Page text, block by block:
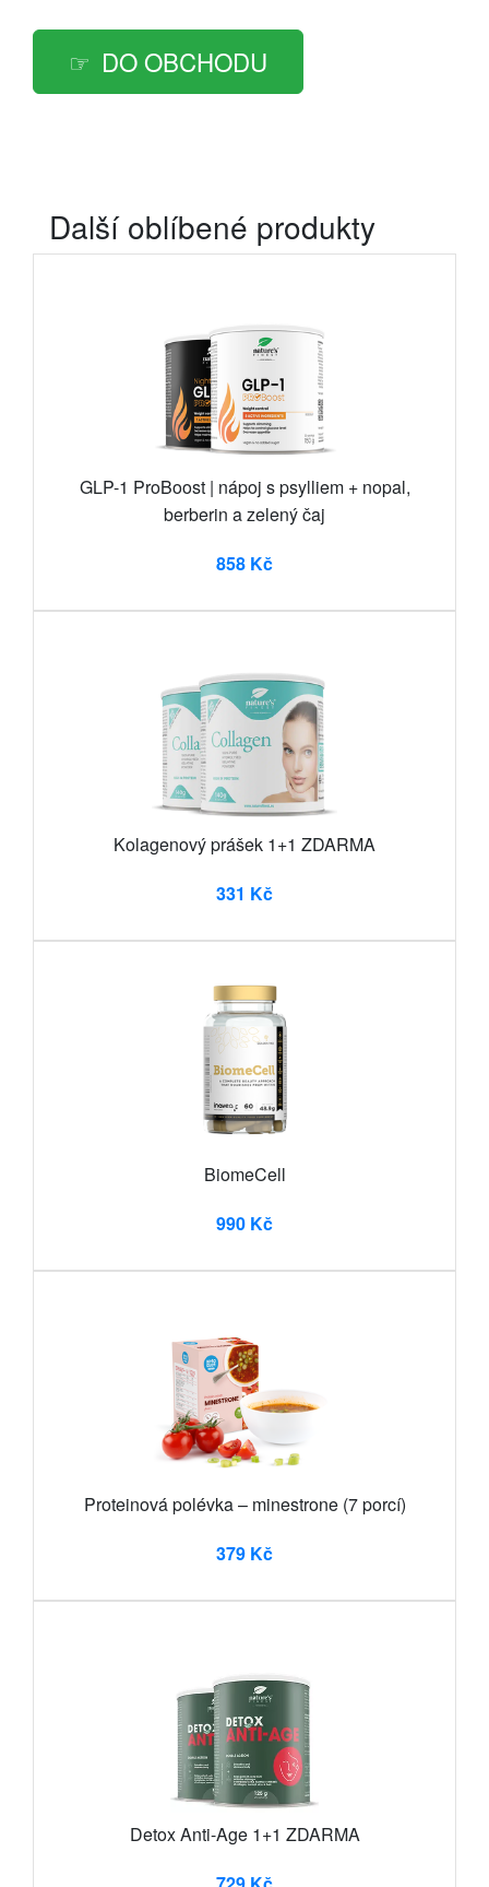
DO OBCHODU
Další oblíbené produkty
GLP-1 ProBoost | nápoj s psylliem + nopal,
berberin a zelený čaj
858 Kč
Kolagenový prášek 1+1 ZDARMA
331 Kč
BiomeCell
990 Kč
Proteinová polévka – minestrone (7 porcí)
379 Kč
Detox Anti-Age 1+1 ZDARMA